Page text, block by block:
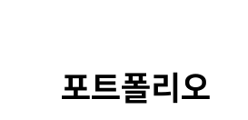
포트폴리오